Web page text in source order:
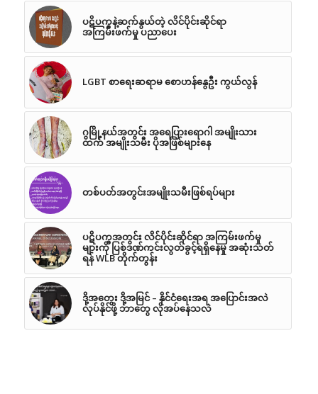
ပဋိပက္ခနဲ့ဆက်နွယ်တဲ့ လိင်ပိုင်းဆိုင်ရာ
အကြမ်းဖက်မှု ပညာပေး
LGBT စာရေးဆရာမ စောဟန်နွေဦး ကွယ်လွန်
ဂွမြို့နယ်အတွင်း အရေပြားရောဂါ အမျိုးသား
ထက် အမျိုးသမီး ပိုအဖြစ်များနေ
တစ်ပတ်အတွင်းအမျိုးသမီးဖြစ်ရပ်များ
ပဋိပက္ခအတွင်း လိင်ပိုင်းဆိုင်ရာ အကြမ်းဖက်မှု
များကို ပြစ်ဒဏ်ကင်းလွတ်ခွင့်ရရှိနေမှု အဆုံးသတ်
ရန် WLB တိုက်တွန်း
ဒို့အတွေး ဒို့အမြင် – နိုင်ငံရေးအရ အပြောင်းအလဲ
လုပ်နိုင်ဖို့ ဘာတွေ လိုအပ်နေသလဲ